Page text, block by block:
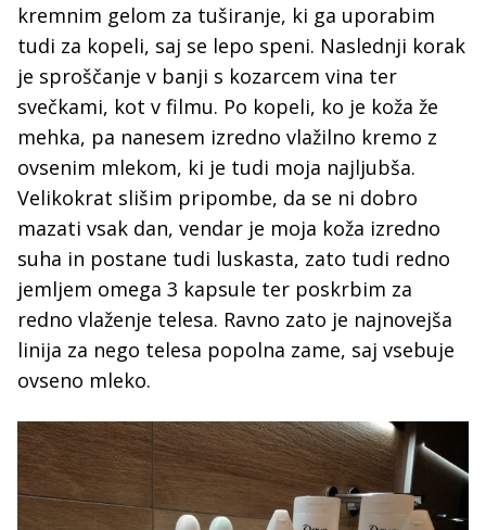
kremnim gelom za tuširanje, ki ga uporabim
tudi za kopeli, saj se lepo speni. Naslednji korak
je sproščanje v banji s kozarcem vina ter
svečkami, kot v filmu. Po kopeli, ko je koža že
mehka, pa nanesem izredno vlažilno kremo z
ovsenim mlekom, ki je tudi moja najljubša.
Velikokrat slišim pripombe, da se ni dobro
mazati vsak dan, vendar je moja koža izredno
suha in postane tudi luskasta, zato tudi redno
jemljem omega 3 kapsule ter poskrbim za
redno vlaženje telesa. Ravno zato je najnovejša
linija za nego telesa popolna zame, saj vsebuje
ovseno mleko.